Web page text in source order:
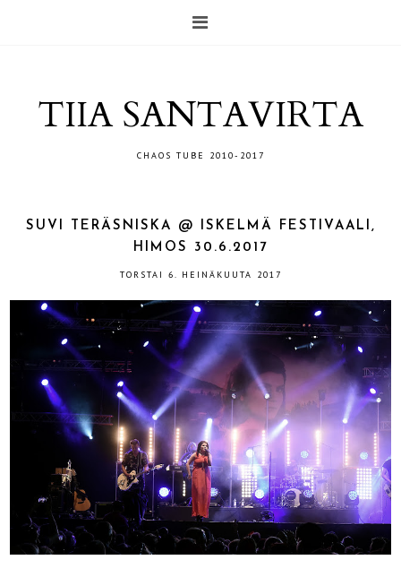
TIIA SANTAVIRTA
CHAOS TUBE 2010-2017
SUVI TERÄSNISKA @ ISKELMÄ FESTIVAALI,
HIMOS 30.6.2017
TORSTAI 6. HEINÄKUUTA 2017